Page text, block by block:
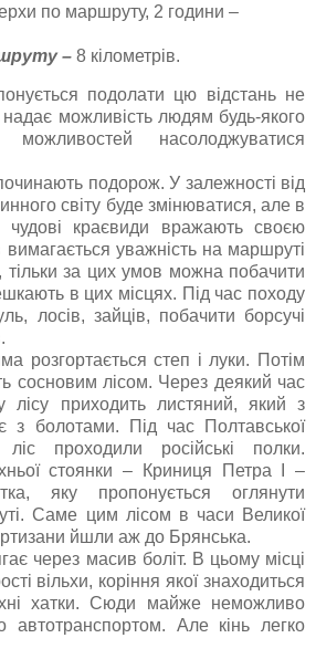
по маршруту, 2 години –
– 8 кілометрів.
подолати цю відстань не
можливість людям будь-якого
насолоджуватися
подорож. У залежності від
світу буде змінюватися, але в
чудові краєвиди вражають своєю
вимагається уважність на маршруті
тільки за цих умов можна побачити
в цих місцях. Під час походу
лосів, зайців, побачити борсучі
розгортається степ і луки. Потім
сосновим лісом. Через деякий час
лісу приходить листяний, який з
з болотами. Під час Полтавської
проходили російські полки.
стоянки – Криниця Петра І –
яку пропонується оглянути
Саме цим лісом в часи Великої
йшли аж до Брянська.
через масив боліт. В цьому місці
вільхи, коріння якої знаходиться
хатки. Сюди майже неможливо
автотранспортом. Але кінь легко